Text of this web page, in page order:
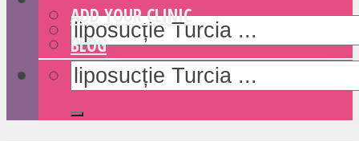
ADD YOUR CLINIC
BLOG